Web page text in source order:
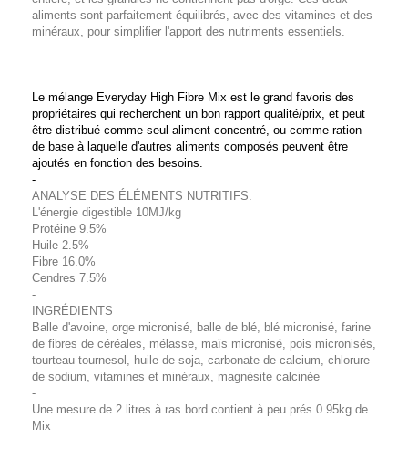
aliments sont parfaitement équilibrés, avec des vitamines et des
minéraux, pour simplifier l'apport des nutriments essentiels.
Le mélange Everyday High Fibre Mix est le grand favoris des
propriétaires qui recherchent un bon rapport qualité/prix, et peut
être distribué comme seul aliment concentré, ou comme ration
de base à laquelle d'autres aliments composés peuvent être
ajoutés en fonction des besoins.
-
ANALYSE DES ÉLÉMENTS NUTRITIFS:
L'énergie digestible 10MJ/kg
Protéine 9.5%
Huile 2.5%
Fibre 16.0%
Cendres 7.5%
-
INGRÉDIENTS
Balle d'avoine, orge micronisé, balle de blé, blé micronisé, farine
de fibres de céréales, mélasse, maïs micronisé, pois micronisés,
tourteau tournesol, huile de soja, carbonate de calcium, chlorure
de sodium, vitamines et minéraux, magnésite calcinée
-
Une mesure de 2 litres à ras bord contient à peu prés 0.95kg de
Mix